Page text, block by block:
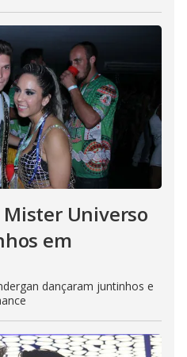
Universo
em
dançaram juntinhos e